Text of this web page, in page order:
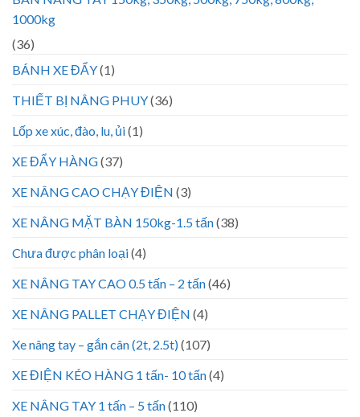
1000kg
(36)
BÁNH XE ĐẨY(1)
THIẾT BỊ NÂNG PHUY(36)
Lốp xe xúc, đào, lu, ủi(1)
XE ĐẨY HÀNG(37)
XE NÂNG CAO CHẠY ĐIỆN (3)
XE NÂNG MẶT BÀN 150kg-1.5 tấn(38)
Chưa được phân loại(4)
XE NÂNG TAY CAO 0.5 tấn – 2 tấn(46)
XE NÂNG PALLET CHẠY ĐIỆN (4)
Xe nâng tay – gắn cân (2t, 2.5t)(107)
XE ĐIỆN KÉO HÀNG 1 tấn- 10 tấn(4)
XE NÂNG TAY 1 tấn – 5 tấn(110)